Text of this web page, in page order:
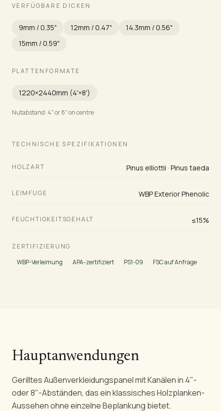
VERFÜGBARE DICKEN
9mm / 0.35" 12mm / 0.47"
14.3mm / 0.56"
15mm / 0.59"
PLATTENFORMATE
1220×2440mm (4'×8')
Nutabstand: 4" or 8" on centre
TECHNISCHE SPEZIFIKATIONEN
HOLZART Pinus elliottii · Pinus taeda
LEIMFUGE WBP Exterior Phenolic
FEUCHTIGKEITSGEHALT ≤15%
ZERTIFIZIERUNG
WBP-Verleimung
APA-zertifiziert PS1-09 FSC auf Anfrage
Hauptanwendungen
Gerilltes Außenverkleidungspanel mit Kanälen in 4"-
oder 8"-Abständen, das ein klassisches Holzplanken-
Aussehen ohne einzelne Beplankung bietet.